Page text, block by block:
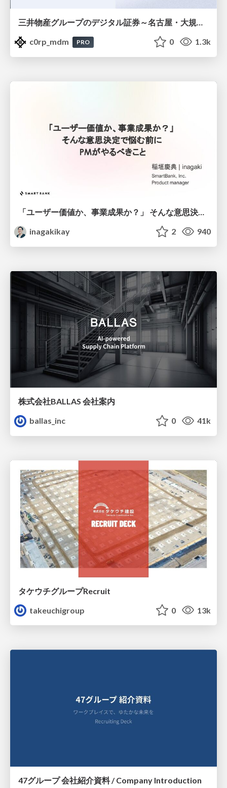
三井物産グループのデジタル証券～名古屋・大規模レジデンス～徹底解説セミナー
c0rp_mdm
PRO 0 1.3k
inagakikay
2 940
株式会社BALLAS 会社案内
ballas_inc
0 41k
タケウチグループRecruit
takeuchigroup
0 13k
47グループ 会社紹介資料 / Company Introduction